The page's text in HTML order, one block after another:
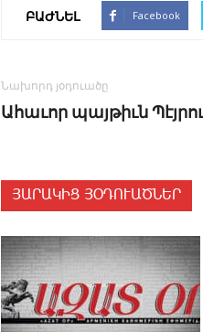
ԲԱԺՆԵԼ Facebook
Նախորդ յօդուածը
Ահաւոր պայթիւն
ՅԱՐԱԿԻՑ ՅՕԴՈՒԱԾՆԵՐ